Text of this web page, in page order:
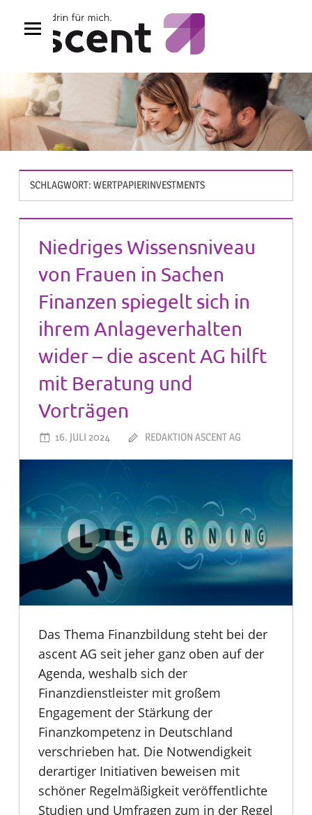
Inhalt
SCHLAGWORT: WERTPAPIERINVESTMENTS
Niedriges Wissensniveau
von Frauen in Sachen
Finanzen spiegelt sich in
ihrem Anlageverhalten
wider – die ascent AG hilft
mit Beratung und
Vorträgen
16. JULI 2024 REDAKTION ASCENT AG
Das Thema Finanzbildung steht bei der
ascent AG seit jeher ganz oben auf der
Agenda, weshalb sich der
Finanzdienstleister mit großem
Engagement der Stärkung der
Finanzkompetenz in Deutschland
verschrieben hat. Die Notwendigkeit
derartiger Initiativen beweisen mit
schöner Regelmäßigkeit veröffentlichte
Studien und Umfragen zum in der Regel